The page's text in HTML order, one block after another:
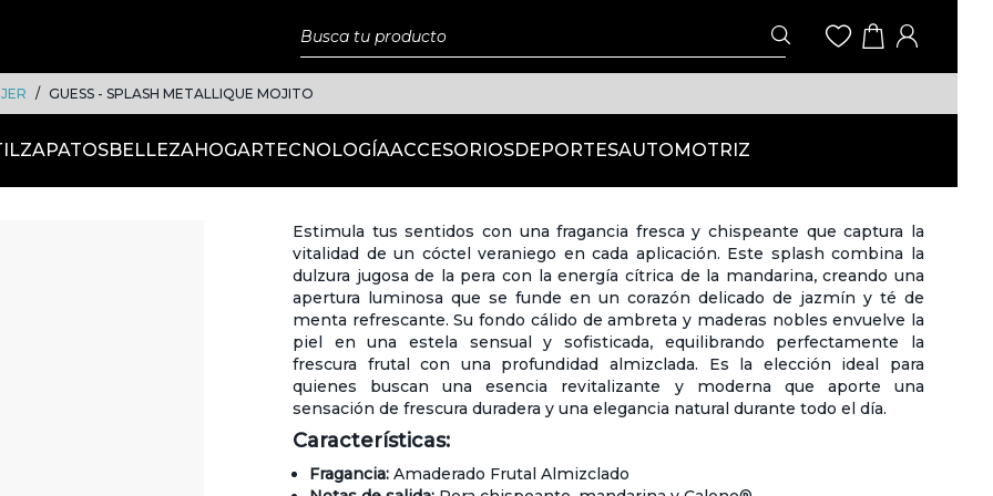
GUESS - SPLASH METALLIQUE MOJITO
ZAPATOSBELLEZAHOGARTECNOLOGÍAACCESORIOSDEPORTESAUTOMOTRIZ
Estimula tus sentidos con una fragancia fresca y chispeante que captura la
vitalidad de un cóctel veraniego en cada aplicación. Este splash combina la
dulzura jugosa de la pera con la energía cítrica de la mandarina, creando una
apertura luminosa que se funde en un corazón delicado de jazmín y té de
menta refrescante. Su fondo cálido de ambreta y maderas nobles envuelve la
piel en una estela sensual y sofisticada, equilibrando perfectamente la
frescura frutal con una profundidad almizclada. Es la elección ideal para
quienes buscan una esencia revitalizante y moderna que aporte una
sensación de frescura duradera y una elegancia natural durante todo el día.
Características:
Fragancia: Amaderado Frutal Almizclado